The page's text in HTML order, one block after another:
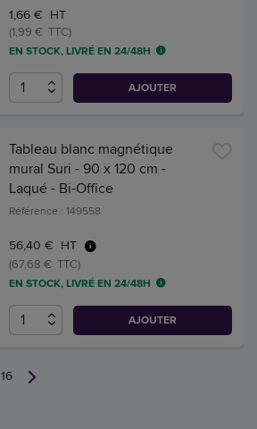
1,66 € HT
(1,99 € TTC)
EN STOCK, LIVRÉ EN 24/48H
AJOUTER
Tableau blanc magnétique
mural Suri - 90 x 120 cm -
Laqué - Bi-Office
Référence : 149558
56,40 € HT
(67,68 € TTC)
EN STOCK, LIVRÉ EN 24/48H
AJOUTER
16